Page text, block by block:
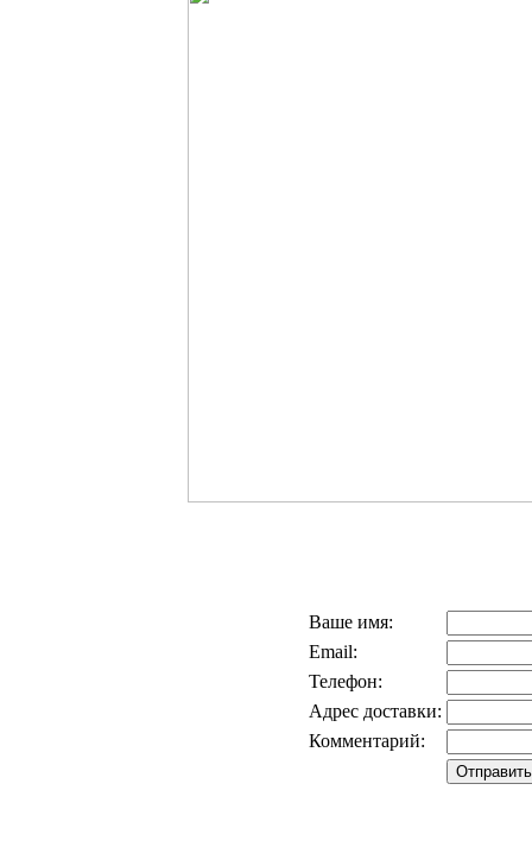
Ваше имя:
Email:
Телефон:
Адрес доставки:
Комментарий: